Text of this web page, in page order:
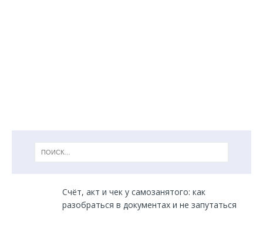
Счёт, акт и чек у самозанятого: как
разобраться в документах и не запутаться